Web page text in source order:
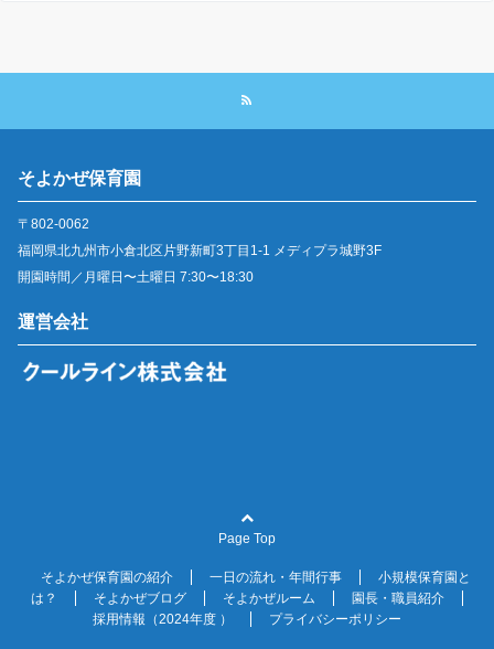
そよかぜ保育園
〒802-0062
福岡県北九州市小倉北区片野新町3丁目1-1 メディプラ城野3F
開園時間／月曜日〜土曜日 7:30〜18:30
運営会社
Page Top
そよかぜ保育園の紹介 一日の流れ・年間行事
小規模保育園と
は？
そよかぜブログ そよかぜルーム
園長・職員紹介
採用情報（2024年度 ）
プライバシーポリシー